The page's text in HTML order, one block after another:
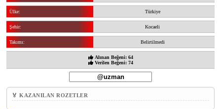
Ülke: Türkiye
Şehir: Kocaeli
Takımı: Belirtilmedi
Alınan Beğeni: 64
Verilen Beğeni: 74
🏅 KAZANILAN ROZETLER